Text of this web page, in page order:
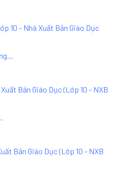
10 - Nhà Xuất Bản Giáo Dục
Bản Giáo Dục(Lớp 10 - NXB
Bản Giáo Dục(Lớp 10 - NXB